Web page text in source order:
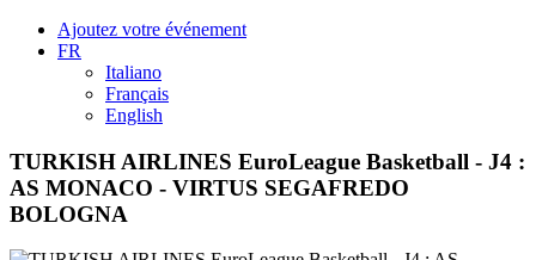
Ajoutez votre événement
FR
Italiano
Français
English
TURKISH AIRLINES EuroLeague Basketball - J4 :
AS MONACO - VIRTUS SEGAFREDO
BOLOGNA